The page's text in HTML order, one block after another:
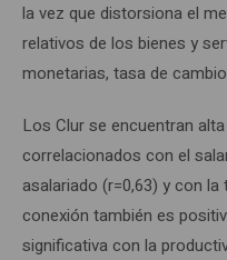
la vez que distorsiona el
relativos de los bienes y
monetarias, tasa de
Los Clur se encuentran
correlacionados con el
asalariado (r=0,63) y con
conexión también es
significativa con la